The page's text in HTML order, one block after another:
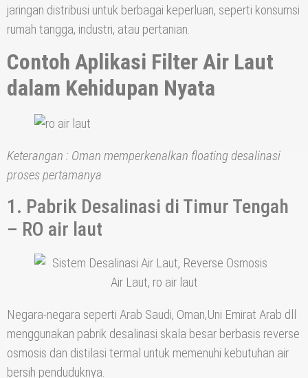
jaringan distribusi untuk berbagai keperluan, seperti konsumsi
rumah tangga, industri, atau pertanian.
Contoh Aplikasi Filter Air Laut
dalam Kehidupan Nyata
Keterangan : Oman memperkenalkan floating desalinasi
proses pertamanya
1. Pabrik Desalinasi di Timur Tengah
– RO air laut
Negara-negara seperti Arab Saudi, Oman,Uni Emirat Arab dll
menggunakan pabrik desalinasi skala besar berbasis reverse
osmosis dan distilasi termal untuk memenuhi kebutuhan air
bersih penduduknya.